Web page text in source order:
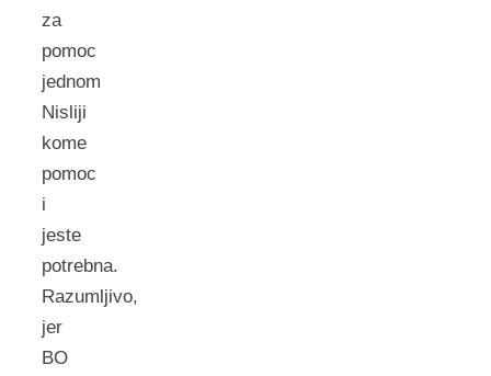
za
pomoc
jednom
Nisliji
kome
pomoc
i
jeste
potrebna.
Razumljivo,
jer
BO